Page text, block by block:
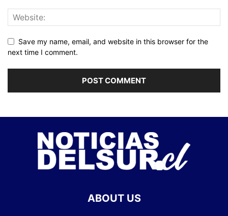
Save my name, email, and website in this browser for the
next time I comment.
ABOUT US